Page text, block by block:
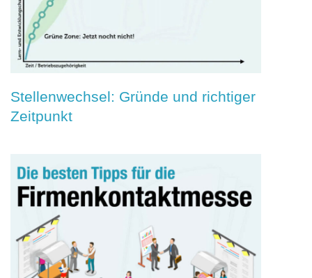
Stellenwechsel: Gründe und richtiger
Zeitpunkt